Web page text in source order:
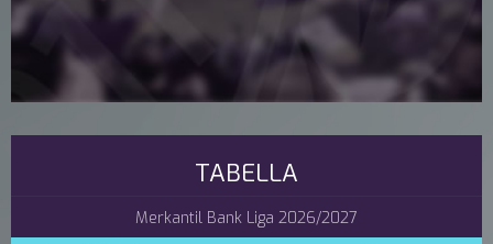
TABELLA
Merkantil Bank Liga 2026/2027